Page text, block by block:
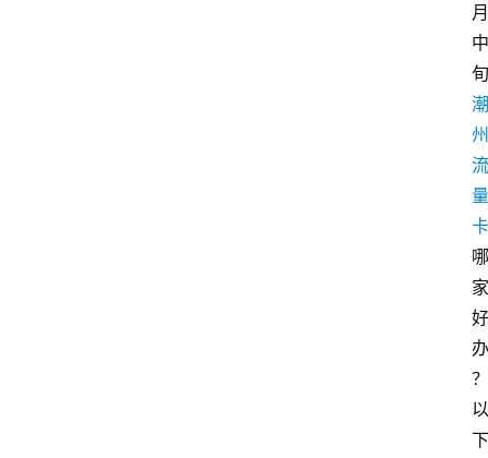
月
中
旬
潮
州
流
量
卡
哪
家
好
办
？
以
下